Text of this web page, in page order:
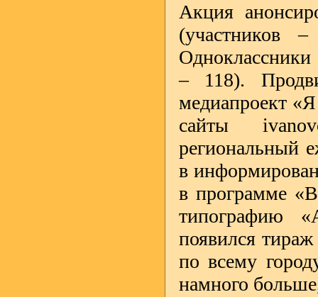
Акция
(участников
– 118).
медиапроект
сайты
региональный
в
в программе
типографию
появился
по всему
намного